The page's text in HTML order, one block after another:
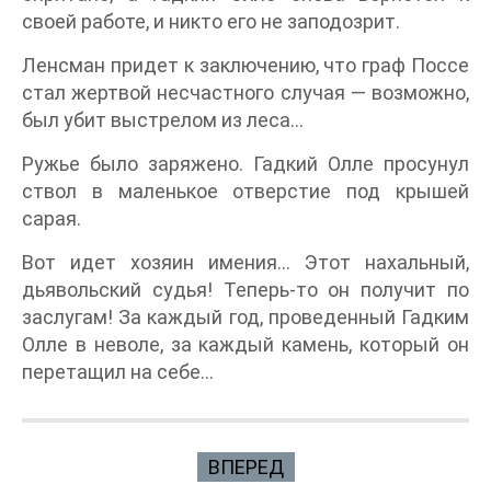
своей работе, и никто его не заподозрит.
Ленсман придет к заключению, что граф Поссе
стал жертвой несчастного случая — возможно,
был убит выстрелом из леса…
Ружье было заряжено. Гадкий Олле просунул
ствол в маленькое отверстие под крышей
сарая.
Вот идет хозяин имения… Этот нахальный,
дьявольский судья! Теперь-то он получит по
заслугам! За каждый год, проведенный Гадким
Олле в неволе, за каждый камень, который он
перетащил на себе…
ВПЕРЕД